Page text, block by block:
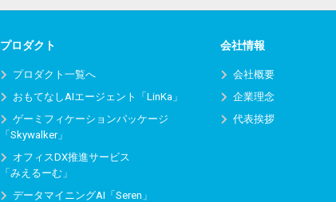
プロダクト
プロダクト一覧へ
おもてなしAIエージェント「LinKa」
ゲーミフィケーションパッケージ
「Skywalker」
オフィスDX推進サービス
「みえるーむ」
データマイニングAI「Seren」
会社情報
会社概要
企業理念
代表挨拶